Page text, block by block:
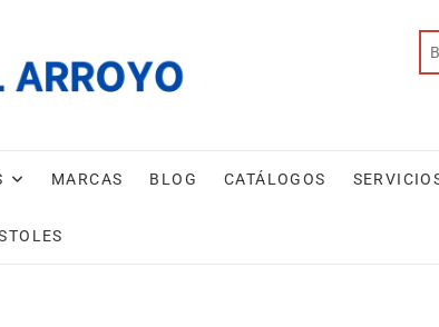
MARCAS BLOG CATÁLOGOS